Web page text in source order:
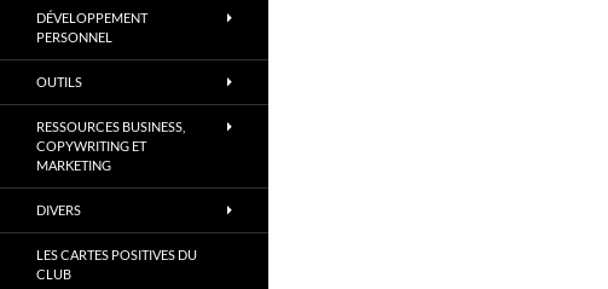
DÉVELOPPEMENT
PERSONNEL
OUTILS
RESSOURCES BUSINESS,
COPYWRITING ET
MARKETING
DIVERS
LES CARTES POSITIVES DU
CLUB